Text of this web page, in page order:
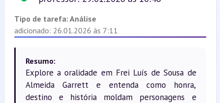
Tipo de tarefa: Análise
adicionado: 26.01.2026 às 7:11
Resumo:
Explore a oralidade em Frei Luís de Sousa de
Almeida Garrett e entenda como honra,
destino e história moldam personagens e